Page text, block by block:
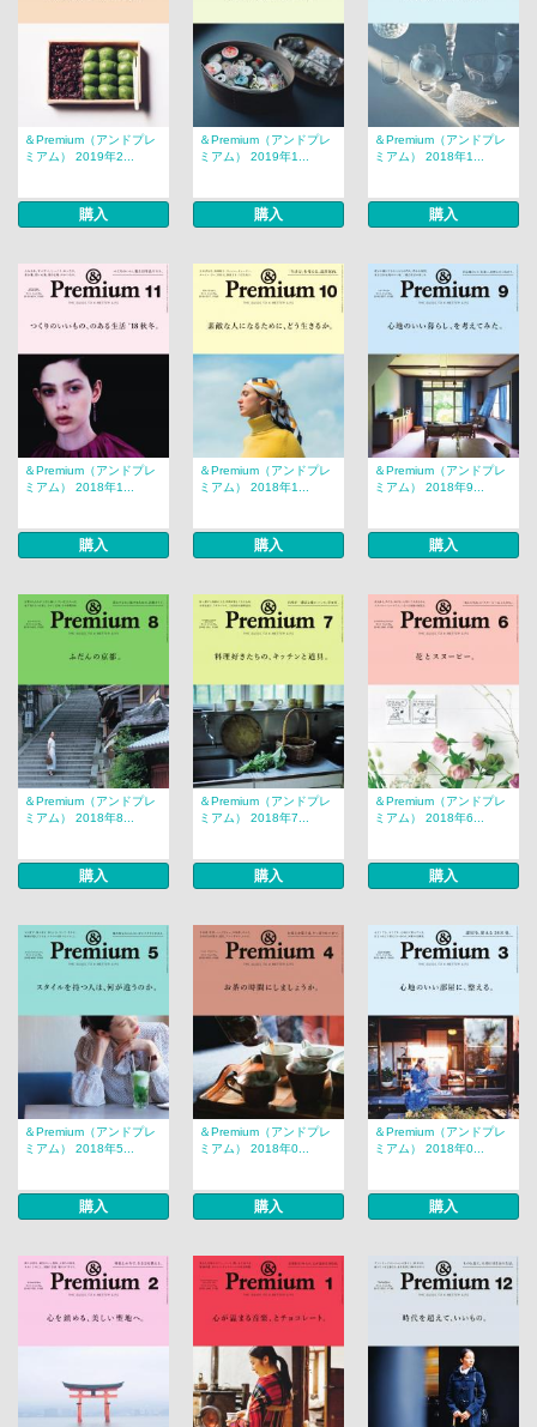
＆Premium（アンドプレ
ミアム） 2019年2...
購入
＆Premium（アンドプレ
ミアム） 2019年1...
購入
＆Premium（アンドプレ
ミアム） 2018年1...
購入
＆Premium（アンドプレ
ミアム） 2018年1...
購入
＆Premium（アンドプレ
ミアム） 2018年1...
購入
＆Premium（アンドプレ
ミアム） 2018年9...
購入
＆Premium（アンドプレ
ミアム） 2018年8...
購入
＆Premium（アンドプレ
ミアム） 2018年7...
購入
＆Premium（アンドプレ
ミアム） 2018年6...
購入
＆Premium（アンドプレ
ミアム） 2018年5...
購入
＆Premium（アンドプレ
ミアム） 2018年0...
購入
＆Premium（アンドプレ
ミアム） 2018年0...
購入